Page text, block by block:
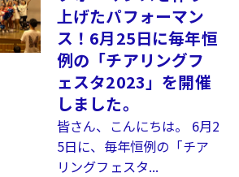
上げたパフォーマン
ス！6月25日に毎年恒
例の「チアリングフ
ェスタ2023」を開催
しました。
皆さん、こんにちは。 6月2
5日に、毎年恒例の「チア
リングフェスタ...